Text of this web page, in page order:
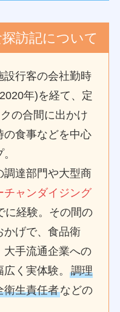
訪記について
設行客の会社勤時
年)を経て、定
の合間に出かけ
の食事などを中心
調達部門や大型商
チャンダイジング
に経験。その間の
かげで、食品衛
大手流通企業への
広く実体験。調理
衛生責任者などの